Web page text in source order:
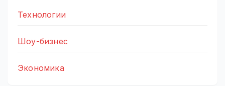
Технологии
Шоу-бизнес
Экономика